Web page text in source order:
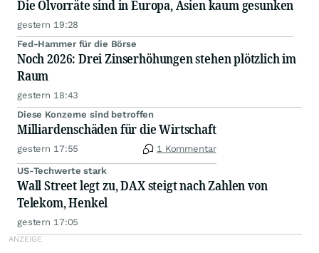
Die Ölvorräte sind in Europa, Asien kaum gesunken
gestern 19:28
Fed-Hammer für die Börse
Noch 2026: Drei Zinserhöhungen stehen plötzlich im
Raum
gestern 18:43
Diese Konzerne sind betroffen
Milliardenschäden für die Wirtschaft
gestern 17:55 1 Kommentar
US-Techwerte stark
Wall Street legt zu, DAX steigt nach Zahlen von
Telekom, Henkel
gestern 17:05